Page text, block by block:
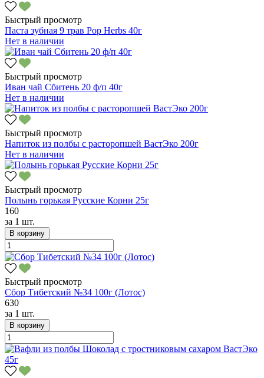
Быстрый просмотр
Паста зубная 9 трав Pop Herbs 40г
Нет в наличии
Быстрый просмотр
Иван чай Сбитень 20 ф/п 40г
Нет в наличии
Быстрый просмотр
Напиток из полбы с расторопшей ВастЭко 200г
Нет в наличии
Быстрый просмотр
Полынь горькая Русские Корни 25г
160
за 1 шт.
В корзину
Быстрый просмотр
Сбор Тибетский №34 100г (Лотос)
630
за 1 шт.
В корзину